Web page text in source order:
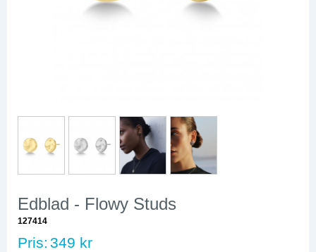
Edblad - Flowy Studs
127414
Pris: 349 kr